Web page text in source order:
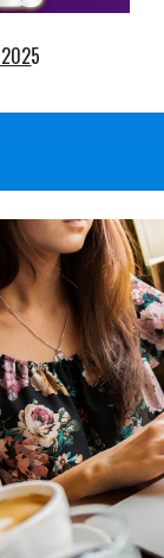
2025